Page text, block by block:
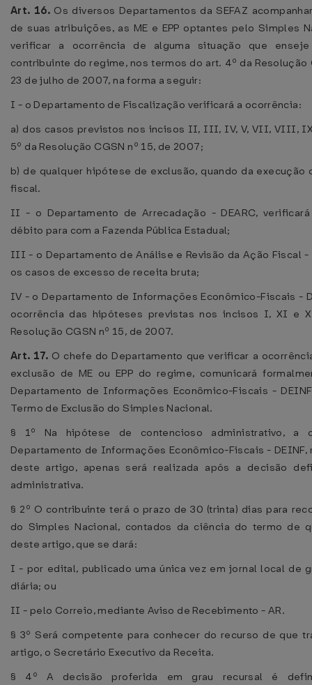
Art. 16. Os diversos Departamentos da SEFAZ
de suas atribuições, as ME e EPP optantes pelo Simples
verificar a ocorrência de alguma situação que
contribuinte do regime, nos termos do art. 4º da Resolução
23 de julho de 2007, na forma a seguir:
I - o Departamento de Fiscalização verificará a ocorrência:
a) dos casos previstos nos incisos II, III, IV, V, VII, VIII,
5º da Resolução CGSN nº 15, de 2007;
b) de qualquer hipótese de exclusão, quando da execução
fiscal.
II - o Departamento de Arrecadação - DEARC,
débito para com a Fazenda Pública Estadual;
III - o Departamento de Análise e Revisão da Ação Fiscal -
os casos de excesso de receita bruta;
IV - o Departamento de Informações Econômico-Fiscais -
ocorrência das hipóteses previstas nos incisos I, XI e
Resolução CGSN nº 15, de 2007.
Art. 17. O chefe do Departamento que verificar a
exclusão de ME ou EPP do regime, comunicará
Departamento de Informações Econômico-Fiscais -
Termo de Exclusão do Simples Nacional.
§ 1º Na hipótese de contencioso administrativo, a
Departamento de Informações Econômico-Fiscais -
deste artigo, apenas será realizada após a decisão
administrativa.
§ 2º O contribuinte terá o prazo de 30 (trinta) dias para
do Simples Nacional, contados da ciência do termo de
deste artigo, que se dará:
I - por edital, publicado uma única vez em jornal local de
diária; ou
II - pelo Correio, mediante Aviso de Recebimento - AR.
§ 3º Será competente para conhecer do recurso de que
artigo, o Secretário Executivo da Receita.
§ 4º A decisão proferida em grau recursal é